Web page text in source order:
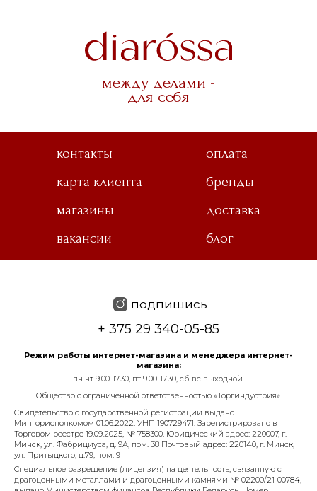
между делами -
для себя
контакты
оплата
карта клиента
бренды
магазины
доставка
вакансии
блог
подпишись
+ 375 29 340-05-85
Режим работы интернет-магазина и менеджера интернет-
магазина:
пн-чт 9.00-17.30, пт 9.00-17.30, сб-вс выходной.
Общество с ограниченной ответственностью «Торгиндустрия».
Свидетельство о государственной регистрации выдано
Мингорисполкомом 01.06.2022. УНП 190729471. Зарегистрировано в
Торговом реестре 19.09.2025, № 758300. Юридический адрес: 220007, г.
Минск, ул. Фабрициуса, д. 9А, пом. 38 Почтовый адрес: 220140, г. Минск,
ул. Притыцкого, д.79, пом. 9
Специальное разрешение (лицензия) на деятельность, связанную с
драгоценными металлами и драгоценными камнями № 02200/21-00784,